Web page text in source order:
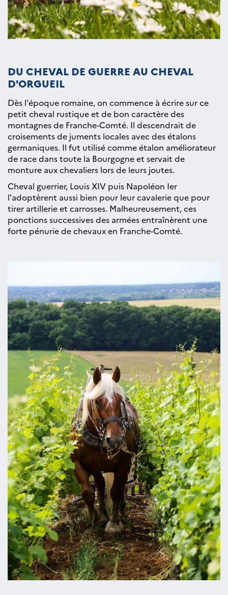
DU CHEVAL DE GUERRE AU CHEVAL
D'ORGUEIL
Dès l'époque romaine, on commence à écrire sur ce
petit cheval rustique et de bon caractère des
montagnes de Franche-Comté. Il descendrait de
croisements de juments locales avec des étalons
germaniques. Il fut utilisé comme étalon améliorateur
de race dans toute la Bourgogne et servait de
monture aux chevaliers lors de leurs joutes.
Cheval guerrier, Louis XIV puis Napoléon Ier
l'adoptèrent aussi bien pour leur cavalerie que pour
tirer artillerie et carrosses. Malheureusement, ces
ponctions successives des armées entraînèrent une
forte pénurie de chevaux en Franche-Comté.